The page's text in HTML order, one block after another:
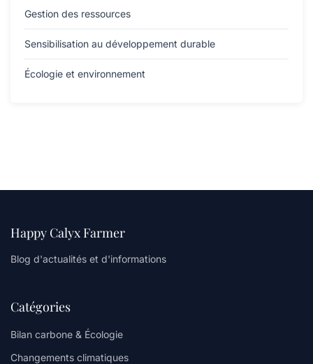
Gestion des ressources
Sensibilisation au développement durable
Écologie et environnement
Happy Calyx Farmer
Blog d'actualités et d'informations
Catégories
Bilan carbone & Écologie
Changements climatiques